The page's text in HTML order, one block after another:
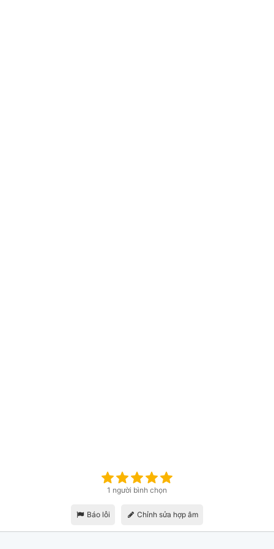
1 người bình chọn
Báo lỗi Chỉnh sửa hợp âm